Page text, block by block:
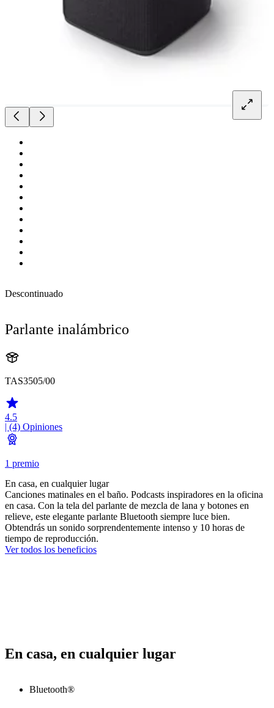
Descontinuado
Parlante inalámbrico
TAS3505/00
4.5
| (4) Opiniones
1 premio
En casa, en cualquier lugar
Canciones matinales en el baño. Podcasts inspiradores en la oficina
en casa. Con la tela del parlante de mezcla de lana y botones en
relieve, este elegante parlante Bluetooth siempre luce bien.
Obtendrás un sonido sorprendentemente intenso y 10 horas de
tiempo de reproducción.
Ver todos los beneficios
En casa, en cualquier lugar
Bluetooth®